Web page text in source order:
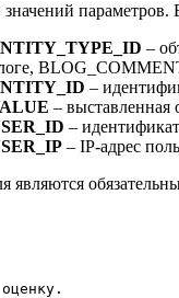
параметров.
–
–
– выставленная
–
– IP-адрес
являются